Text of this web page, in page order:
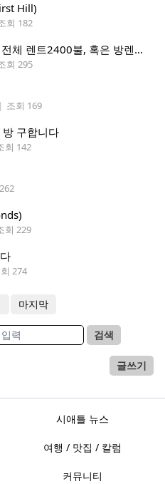
Hill)
회 182
에드먼즈 부한식품 뒤 집 2층 전체 렌트2400불, 혹은 방렌트 800불*2개, 마스터베드 950불. 방 3개 중에 골라 쓰세요!
회 295
| 조회 169
구합니다
회 142
회 229
274
마지막
검색
글쓰기
시애틀 뉴스
여행 / 맛집 / 칼럼
커뮤니티